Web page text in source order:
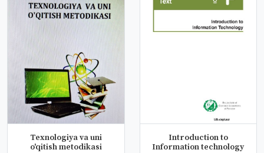
Texnologiya va uni
o'qitish metodikasi
Introduction to
Information technology